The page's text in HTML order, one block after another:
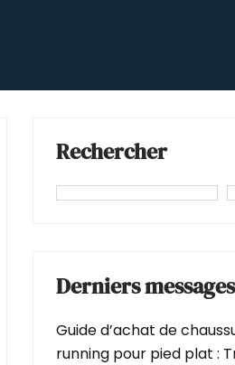
Rechercher
Derniers messages
Guide d’achat de
running pour pied plat :